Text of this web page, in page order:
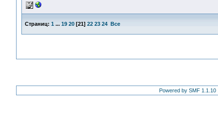
Страниц: 1 ... 19 20[21] 22 23 24 Все
Powered by SMF 1.1.10